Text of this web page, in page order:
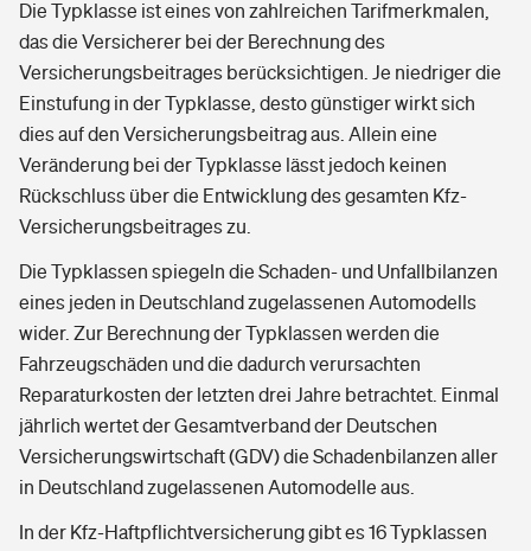
Die Typklasse ist eines von zahlreichen Tarifmerkmalen,
das die Versicherer bei der Berechnung des
Versicherungsbeitrages berücksichtigen. Je niedriger die
Einstufung in der Typklasse, desto günstiger wirkt sich
dies auf den Versicherungsbeitrag aus. Allein eine
Veränderung bei der Typklasse lässt jedoch keinen
Rückschluss über die Entwicklung des gesamten Kfz-
Versicherungsbeitrages zu.
Die Typklassen spiegeln die Schaden- und Unfallbilanzen
eines jeden in Deutschland zugelassenen Automodells
wider. Zur Berechnung der Typklassen werden die
Fahrzeugschäden und die dadurch verursachten
Reparaturkosten der letzten drei Jahre betrachtet. Einmal
jährlich wertet der Gesamtverband der Deutschen
Versicherungswirtschaft (GDV) die Schadenbilanzen aller
in Deutschland zugelassenen Automodelle aus.
In der Kfz-Haftpflichtversicherung gibt es 16 Typklassen